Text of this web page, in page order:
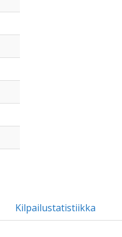
Kilpailustatistiikka